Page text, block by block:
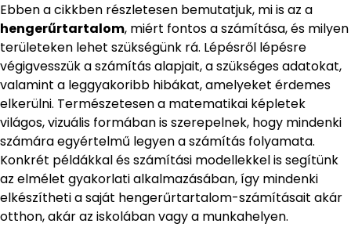
Ebben a cikkben részletesen bemutatjuk, mi is az a
hengerűrtartalom, miért fontos a számítása, és milyen
területeken lehet szükségünk rá. Lépésről lépésre
végigvesszük a számítás alapjait, a szükséges adatokat,
valamint a leggyakoribb hibákat, amelyeket érdemes
elkerülni. Természetesen a matematikai képletek
világos, vizuális formában is szerepelnek, hogy mindenki
számára egyértelmű legyen a számítás folyamata.
Konkrét példákkal és számítási modellekkel is segítünk
az elmélet gyakorlati alkalmazásában, így mindenki
elkészítheti a saját hengerűrtartalom-számításait akár
otthon, akár az iskolában vagy a munkahelyen.